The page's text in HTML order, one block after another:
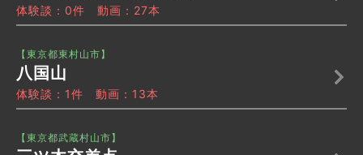
体験談：0件 動画：27本
【東京都東村山市】
八国山
体験談：1件 動画：13本
【東京都武蔵村山市】